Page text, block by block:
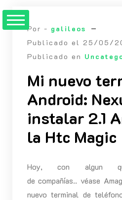
contenido
Por - galileos
Publicado el 25/05/
Publicado en
Mi nuevo
Android:
instalar 2.1
la Htc Magic
Hoy, con algun
de compañías.. véase
nuevo terminal de